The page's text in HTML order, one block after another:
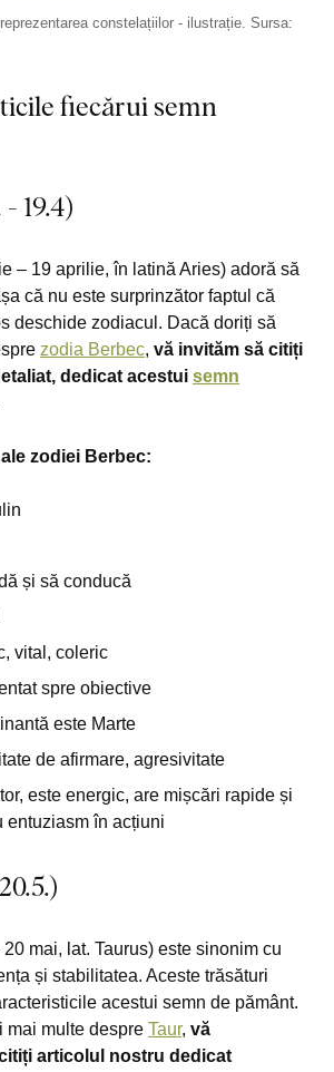
constelațiilor - ilustrație. Sursa:
fiecărui semn
19.4)
– 19 aprilie, în latină Aries) adoră să
că nu este surprinzător faptul că
deschide zodiacul. Dacă doriți să
zodia Berbec, vă invităm să citiți
dedicat acestui semn
zodiei Berbec:
și să conducă
vital, coleric
spre obiective
este Marte
de afirmare, agresivitate
este energic, are mișcări rapide și
entuziasm în acțiuni
mai, lat. Taurus) este sinonim cu
și stabilitatea. Aceste trăsături
acestui semn de pământ.
mai multe despre Taur, vă
articolul nostru dedicat